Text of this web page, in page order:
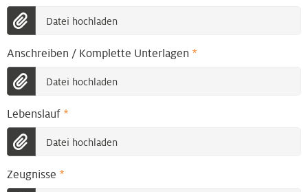
Datei hochladen
Anschreiben / Komplette Unterlagen *
Datei hochladen
Lebenslauf *
Datei hochladen
Zeugnisse *